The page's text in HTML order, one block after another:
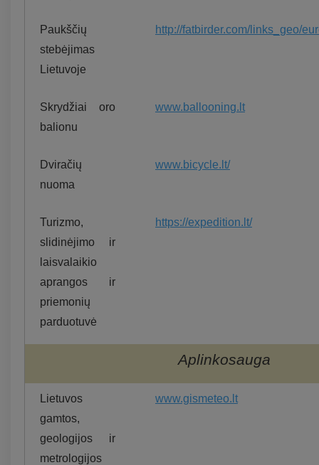
Paukščių
stebėjimas
Lietuvoje
http://fatbirder.com/links_geo/
Skrydžiai oro
balionu
www.ballooning.lt
Dviračių
nuoma
www.bicycle.lt/
Turizmo,
slidinėjimo ir
laisvalaikio
aprangos ir
priemonių
parduotuvė
https://expedition.lt/
Aplinkosauga
Lietuvos
gamtos,
geologijos ir
metrologijos
www.gismeteo.lt